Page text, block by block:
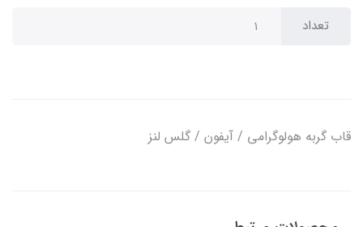
تعداد
قاب گربه هولوگرامی / آیفون / گلس لنز